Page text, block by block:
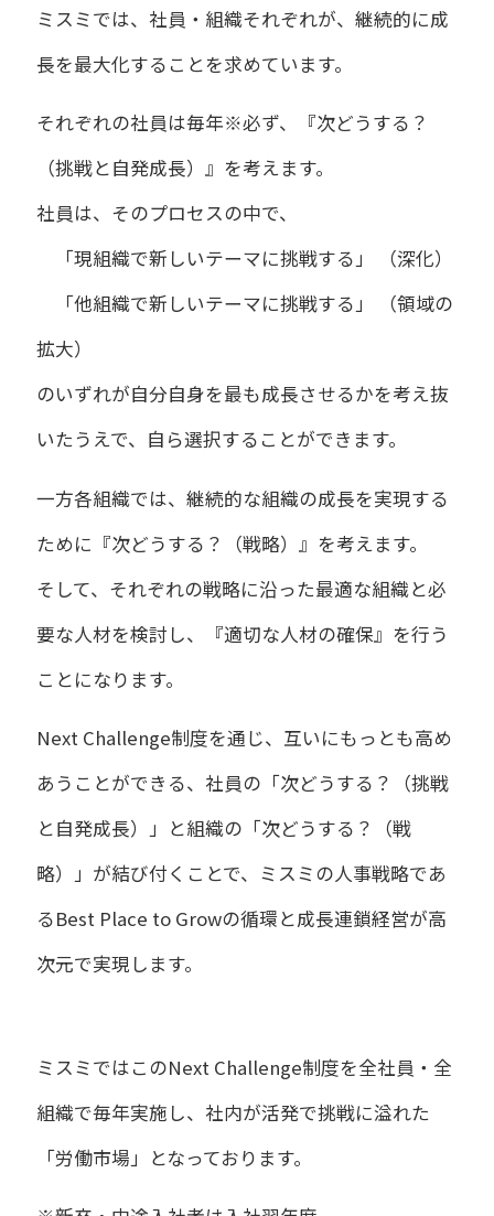
ミスミでは、社員・組織それぞれが、継続的に成
長を最大化することを求めています。
それぞれの社員は毎年※必ず、『次どうする？
（挑戦と自発成長）』を考えます。
社員は、そのプロセスの中で、
「現組織で新しいテーマに挑戦する」 （深化）
「他組織で新しいテーマに挑戦する」 （領域の
拡大）
のいずれが自分自身を最も成長させるかを考え抜
いたうえで、自ら選択することができます。
一方各組織では、継続的な組織の成長を実現する
ために『次どうする？（戦略）』を考えます。
そして、それぞれの戦略に沿った最適な組織と必
要な人材を検討し、『適切な人材の確保』を行う
ことになります。
Next Challenge制度を通じ、互いにもっとも高め
あうことができる、社員の「次どうする？（挑戦
と自発成長）」と組織の「次どうする？（戦
略）」が結び付くことで、ミスミの人事戦略であ
るBest Place to Growの循環と成長連鎖経営が高
次元で実現します。
ミスミではこのNext Challenge制度を全社員・全
組織で毎年実施し、社内が活発で挑戦に溢れた
「労働市場」となっております。